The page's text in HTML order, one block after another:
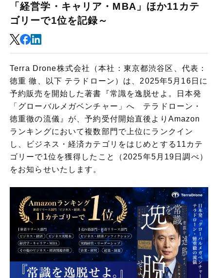
「経営学・キャリア・MBA」ほか11カテ
ゴリーで1位を記録～
Terra Drone株式会社（本社：東京都渋谷区、代表：
徳重 徹、以下 テラドローン）は、2025年5月16日に
予約販売を開始した著書『常識を逸脱せよ。日本発
「グローバルメガベンチャー」へ テラドローン・
徳重徹の流儀』が、予約受付開始直後よりAmazon
ランキングにおいて複数部門で上位にランクイン
し、ビジネス・経済カテゴリをはじめとする11カテ
ゴリーで1位を獲得したこと（2025年5月19日調べ）
をお知らせいたします。